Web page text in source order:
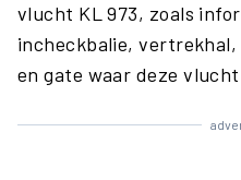
vlucht KL 973, zoals
incheckbalie,
en gate waar deze